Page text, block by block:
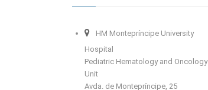
HM Montepríncipe University
Hospital
Pediatric Hematology and Oncology
Unit
Avda. de Montepríncipe, 25